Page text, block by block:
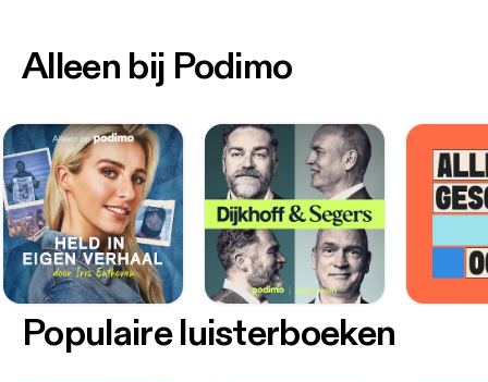
Alleen bij Podimo
Populaire luisterboeken